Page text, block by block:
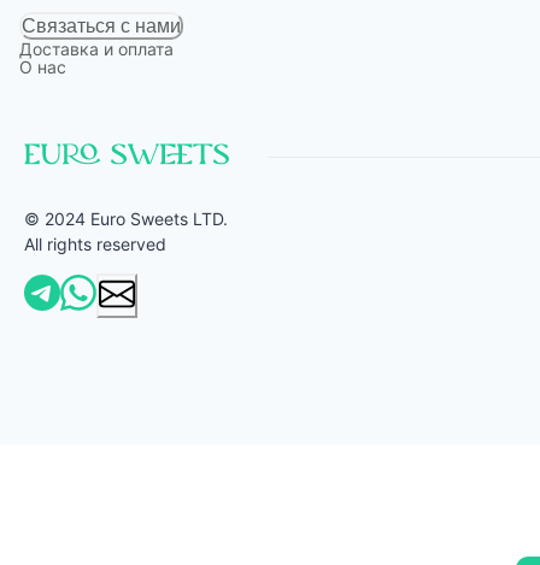
Связаться с нами
Доставка и оплата
О нас
© 2024 Euro Sweets LTD.
All rights reserved